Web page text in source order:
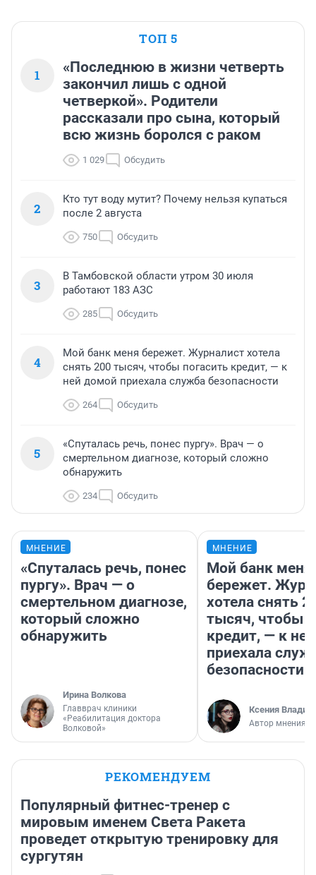
ТОП 5
1
«Последнюю в жизни четверть
закончил лишь с одной
четверкой». Родители
рассказали про сына, который
всю жизнь боролся с раком
1 029 Обсудить
2
Кто тут воду мутит? Почему нельзя купаться
после 2 августа
750 Обсудить
3
В Тамбовской области утром 30 июля
работают 183 АЗС
285 Обсудить
4
Мой банк меня бережет. Журналист хотела
снять 200 тысяч, чтобы погасить кредит, — к
ней домой приехала служба безопасности
264 Обсудить
5
«Спуталась речь, понес пургу». Врач — о
смертельном диагнозе, который сложно
обнаружить
234 Обсудить
МНЕНИЕ
«Спуталась речь, понес
пургу». Врач — о
смертельном диагнозе,
который сложно
обнаружить
Ирина Волкова
Главврач клиники
«Реабилитация доктора
Волковой»
МНЕНИЕ
Мой банк меня
бережет.
хотела снять
тысяч, чтобы
кредит, — к
приехала
безопасности
Ксения
Автор мнения
РЕКОМЕНДУЕМ
Популярный фитнес-тренер с
мировым именем Света Ракета
проведет открытую тренировку для
сургутян